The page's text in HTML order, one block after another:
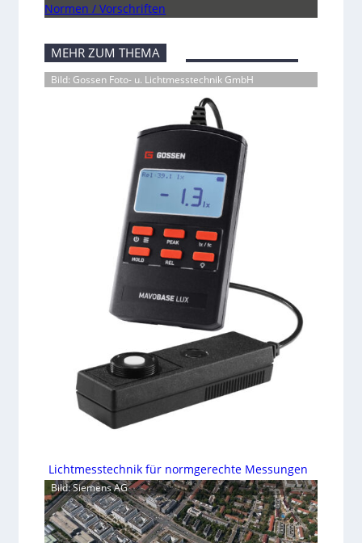
Normen / Vorschriften
MEHR ZUM THEMA
Bild: Gossen Foto- u. Lichtmesstechnik GmbH
Lichtmesstechnik für normgerechte Messungen
Bild: Siemens AG